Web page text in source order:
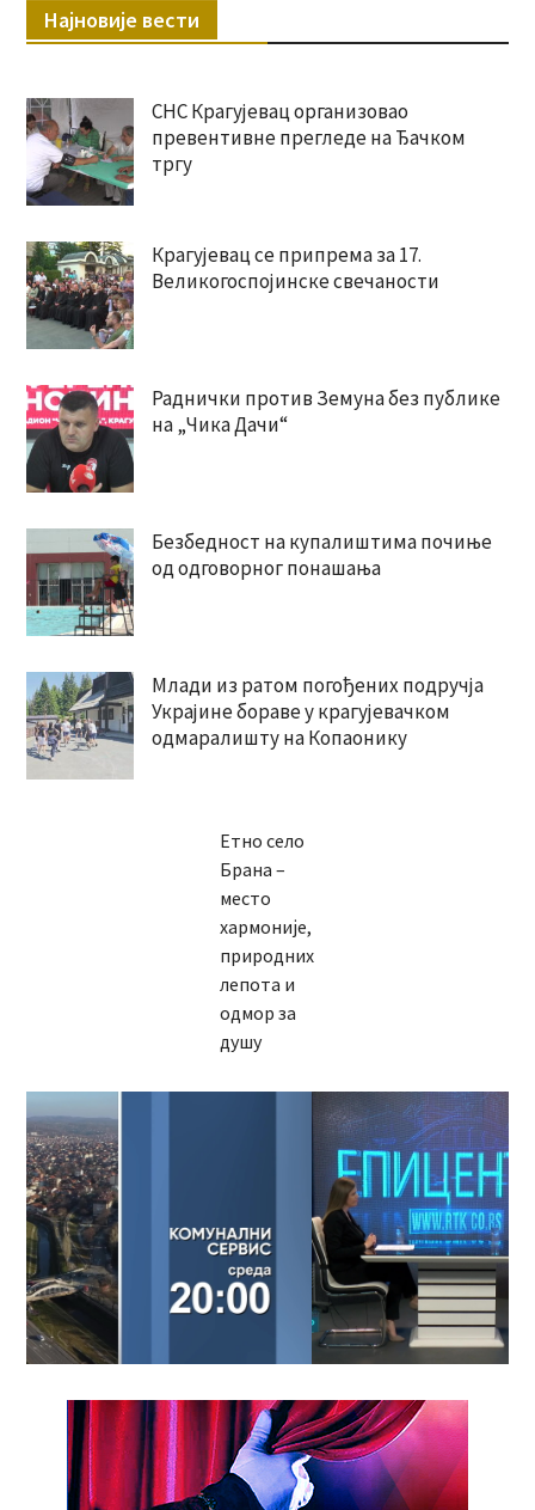
Најновије вести
СНС Крагујевац организовао
превентивне прегледе на Ђачком
тргу
Крагујевац се припрема за 17.
Великогоспојинске свечаности
Раднички против Земуна без публике
на „Чика Дачи“
Безбедност на купалиштима почиње
од одговорног понашања
Млади из ратом погођених подручја
Украјине бораве у крагујевачком
одмаралишту на Копаонику
Етно село
Брана –
место
хармоније,
природних
лепота и
одмор за
душу